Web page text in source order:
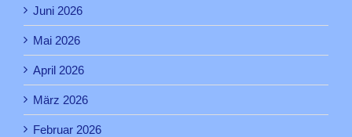
Juni 2026
Mai 2026
April 2026
März 2026
Februar 2026